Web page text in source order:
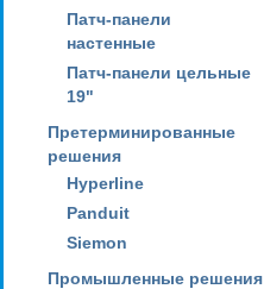
Патч-панели
настенные
Патч-панели цельные
19"
Претерминированные
решения
Hyperline
Panduit
Siemon
Промышленные решения